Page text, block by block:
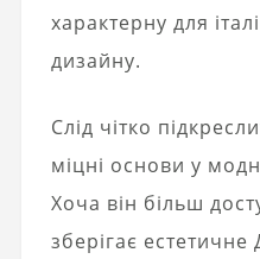
характерну для
дизайну.
Слід чітко
міцні основи у
Хоча він більш
зберігає